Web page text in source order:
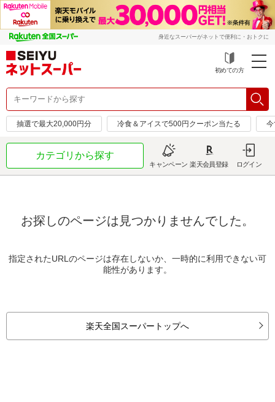
身近なスーパーがネットで便利に・おトクに
初めての方
抽選で最大20,000円分 冷食＆アイスで500円クーポン当たる
カテゴリから探す
キャンペーン 楽天会員登録 ログイン
お探しのページは見つかりませんでした。
指定されたURLのページは存在しないか、一時的に利用できない可
能性があります。
楽天全国スーパートップへ